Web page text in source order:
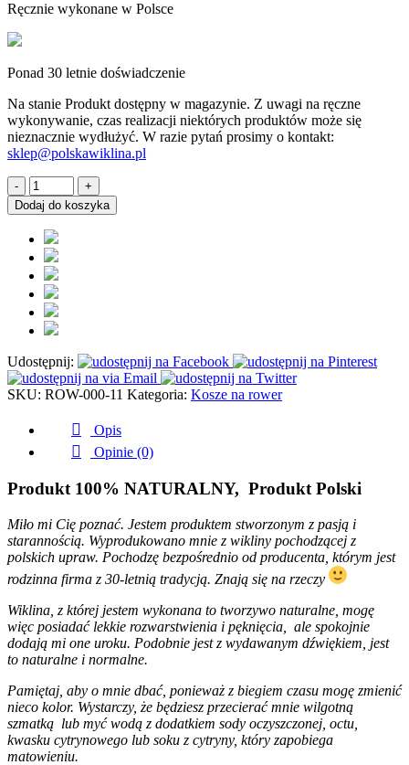
Ręcznie wykonane w Polsce
Ponad 30 letnie doświadczenie
Na stanie Produkt dostępny w magazynie. Z uwagi na ręczne
wykonywanie, czas realizacji niektórych produktów może się
nieznacznie wydłużyć. W razie pytań prosimy o kontakt:
sklep@polskawiklina.pl
ilość
Kosz
na
rower
wiklinowy
naturalny
+wkład
róże
Dodaj do koszyka
Udostępnij:
SKU: ROW-000-11 Kategoria: Kosze na rower
Opis
Opinie (0)
Produkt 100% NATURALNY, Produkt Polski
Miło mi Cię poznać. Jestem produktem stworzonym z pasją i
starannością. Wyprodukowano mnie z wikliny pochodzącej z
polskich upraw. Pochodzę bezpośrednio od producenta, którym jest
rodzinna firma z 30-letnią tradycją. Znają się na rzeczy
Wiklina, z której jestem wykonana to tworzywo naturalne, mogę
więc posiadać lekkie rozwarstwienia i pęknięcia, ale spokojnie
dodają mi one uroku. Podobnie jest z wydawanym dźwiękiem, jest
to naturalne i normalne.
Pamiętaj, aby o mnie dbać, ponieważ z biegiem czasu mogę zmienić
nieco kolor. Wystarczy, że będziesz przecierać mnie wilgotną
szmatką lub myć wodą z dodatkiem sody oczyszczonej, octu,
kwasku cytrynowego lub soku z cytryny, który zapobiega
matowieniu.